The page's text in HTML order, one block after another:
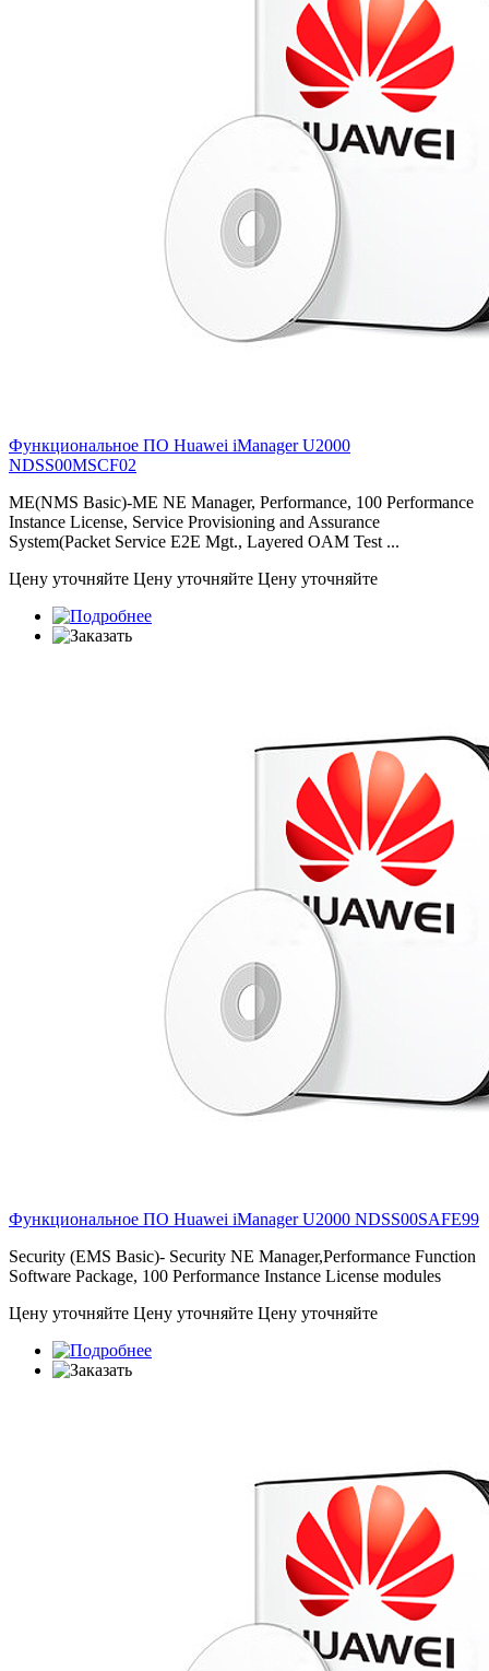
Функциональное ПО Huawei iManager U2000
NDSS00MSCF02
ME(NMS Basic)-ME NE Manager, Performance, 100 Performance
Instance License, Service Provisioning and Assurance
System(Packet Service E2E Mgt., Layered OAM Test ...
Цену уточняйте Цену уточняйте Цену уточняйте
Функциональное ПО Huawei iManager U2000 NDSS00SAFE99
Security (EMS Basic)- Security NE Manager,Performance Function
Software Package, 100 Performance Instance License modules
Цену уточняйте Цену уточняйте Цену уточняйте